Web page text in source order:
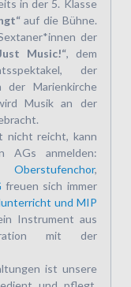
in der 5. Klasse
auf die Bühne.
der
Music!“, dem
der
der Marienkirche
Musik an der
nicht reicht, kann
AGs anmelden:
Oberstufenchor,
freuen sich immer
und MIP
Instrument aus
mit der
ist unsere